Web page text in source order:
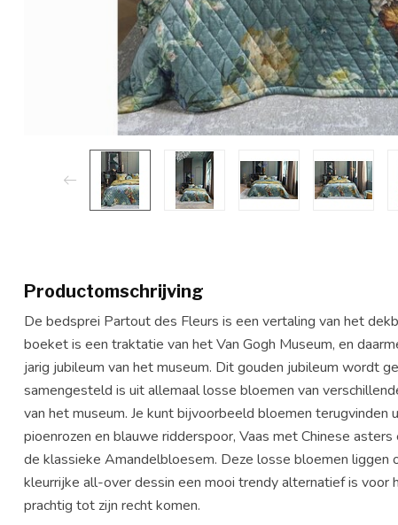
Productomschrijving
De bedsprei Partout des Fleurs is een vertaling van het
boeket is een traktatie van het Van Gogh Museum, en
jarig jubileum van het museum. Dit gouden jubileum wordt
samengesteld is uit allemaal losse bloemen van
van het museum. Je kunt bijvoorbeeld bloemen terugvinden
pioenrozen en blauwe ridderspoor, Vaas met Chinese
de klassieke Amandelbloesem. Deze losse bloemen liggen
kleurrijke all-over dessin een mooi trendy alternatief is voor
prachtig tot zijn recht komen.